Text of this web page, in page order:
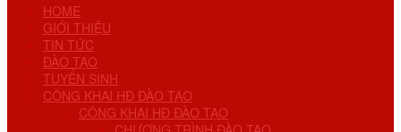
HOME
GIỚI THIỆU
TIN TỨC
ĐÀO TẠO
TUYỂN SINH
CÔNG KHAI HĐ ĐÀO TẠO
CÔNG KHAI HĐ ĐÀO TẠO